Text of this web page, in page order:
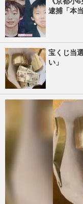
逮捕「本
宝くじ当
い」